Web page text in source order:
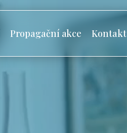
Propagační akce Kontakt